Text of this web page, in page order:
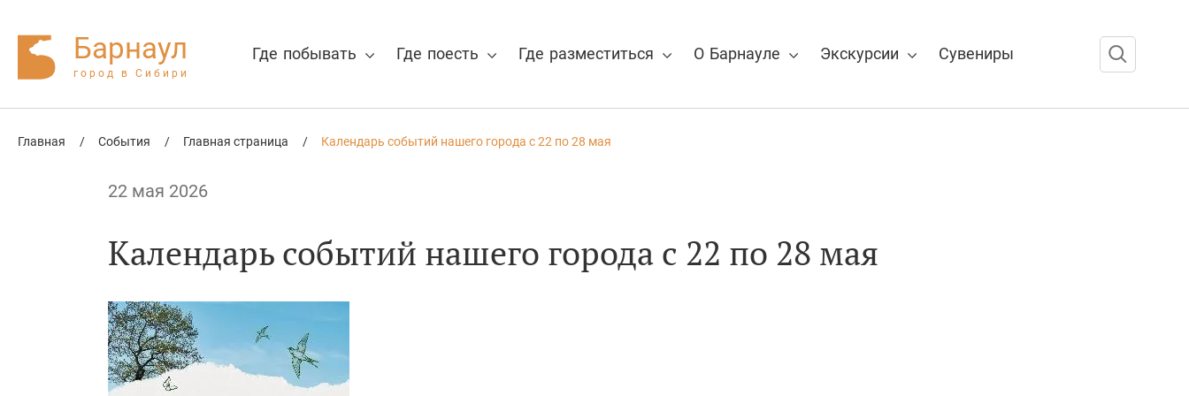
Барнаул
город в Сибири
Где побывать Где поесть Где разместиться О Барнауле Экскурсии Сувениры
Нажмите Enter для поиска или Esc для отмены
Главная / События / Главная страница / Календарь событий нашего города с 22 по 28 мая
22 мая 2026
Календарь событий нашего города с 22 по 28 мая